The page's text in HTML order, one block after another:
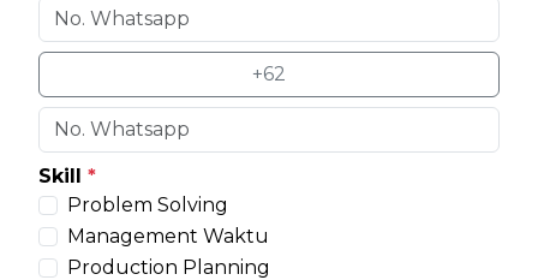
+62
Skill *
Problem Solving
Management Waktu
Production Planning